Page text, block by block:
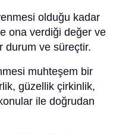
olduğu kadar
ona verdiği değer ve
durum ve süreçtir.
muhteşem bir
güzellik çirkinlik,
ile doğrudan